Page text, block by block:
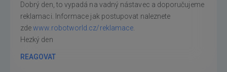
Dobrý den, to vypadá na vadný nástavec a doporučujeme
reklamaci. Informace jak postupovat naleznete
zdewww.robotworld.cz/reklamace
Hezký den
REAGOVAT